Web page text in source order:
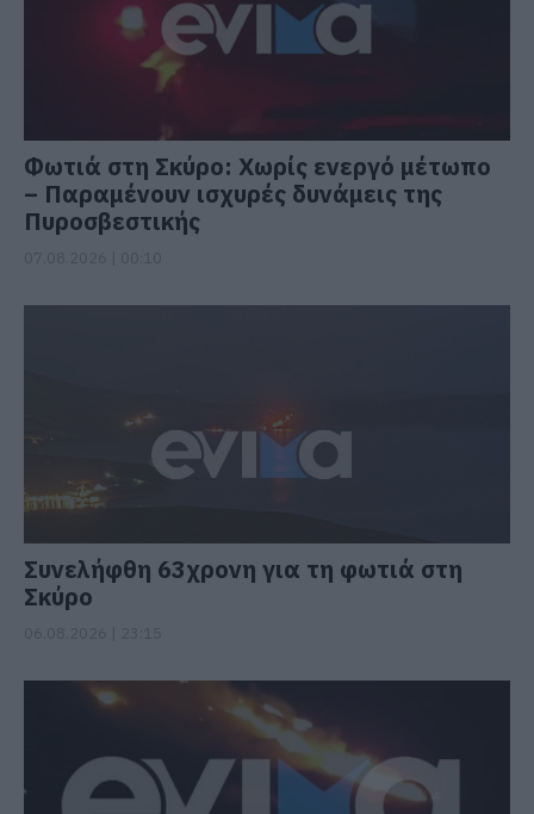
Φωτιά στη Σκύρο: Χωρίς ενεργό μέτωπο
– Παραμένουν ισχυρές δυνάμεις της
Πυροσβεστικής
Συνελήφθη 63χρονη για τη φωτιά στη
Σκύρο